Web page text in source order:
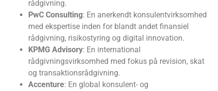
rådgivning.
PwC Consulting: En anerkendt konsulentvirksomhed
med ekspertise inden for blandt andet finansiel
rådgivning, risikostyring og digital innovation.
KPMG Advisory: En international
rådgivningsvirksomhed med fokus på revision, skat
og transaktionsrådgivning.
Accenture: En global konsulent- og